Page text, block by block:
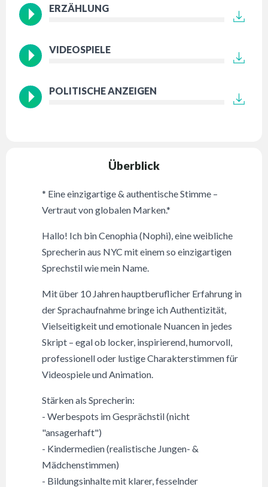
ERZÄHLUNG
VIDEOSPIELE
POLITISCHE ANZEIGEN
Überblick
* Eine einzigartige & authentische Stimme –
Vertraut von globalen Marken.*
Hallo! Ich bin Cenophia (Nophi), eine weibliche
Sprecherin aus NYC mit einem so einzigartigen
Sprechstil wie mein Name.
Mit über 10 Jahren hauptberuflicher Erfahrung in
der Sprachaufnahme bringe ich Authentizität,
Vielseitigkeit und emotionale Nuancen in jedes
Skript – egal ob locker, inspirierend, humorvoll,
professionell oder lustige Charakterstimmen für
Videospiele und Animation.
Stärken als Sprecherin:
- Werbespots im Gesprächstil (nicht
"ansagerhaft")
- Kindermedien (realistische Jungen- &
Mädchenstimmen)
- Bildungsinhalte mit klarer, fesselnder